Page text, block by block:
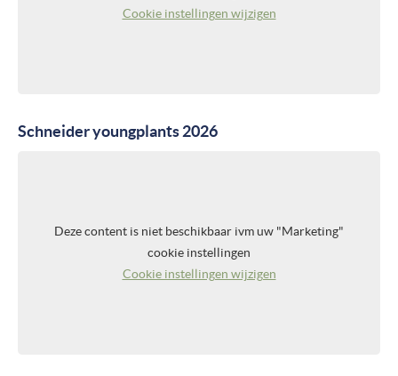
Cookie instellingen wijzigen
Schneider youngplants 2026
Deze content is niet beschikbaar ivm uw "Marketing"
cookie instellingen
Cookie instellingen wijzigen